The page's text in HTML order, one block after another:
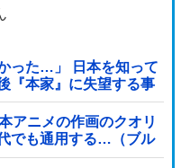
った…」 日本を知って
『本家』に失望する事
アニメの作画のクオリ
でも通用する…（ブル